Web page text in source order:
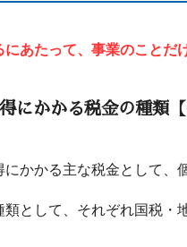
にあたって、事業のことだ
にかかる税金の種類【
にかかる主な税金として、
類として、それぞれ国税・